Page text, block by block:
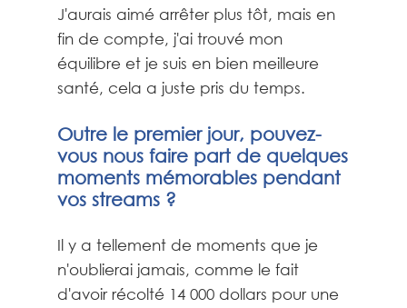
J'aurais aimé arrêter plus tôt, mais en
fin de compte, j'ai trouvé mon
équilibre et je suis en bien meilleure
santé, cela a juste pris du temps.
Outre le premier jour, pouvez-
vous nous faire part de quelques
moments mémorables pendant
vos streams ?
Il y a tellement de moments que je
n'oublierai jamais, comme le fait
d'avoir récolté 14 000 dollars pour une